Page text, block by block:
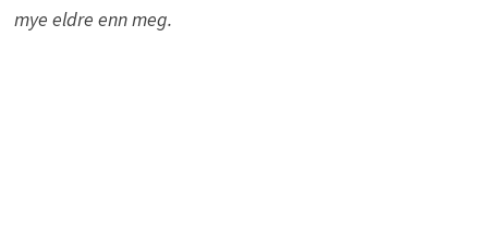
mye eldre enn meg.